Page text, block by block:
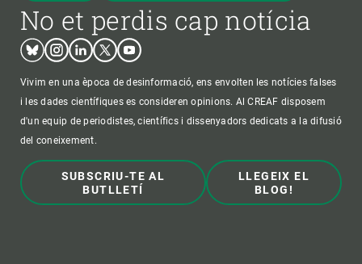
No et perdis cap notícia
BlueskyInstagram
LinkedinTwitterYoutube
Vivim en una època de desinformació, ens envolten les notícies falses
i les dades científiques es consideren opinions. Al CREAF disposem
d'un equip de periodistes, científics i dissenyadors dedicats a la difusió
del coneixement.
SUBSCRIU-TE AL
BUTLLETÍ
LLEGEIX EL
BLOG!